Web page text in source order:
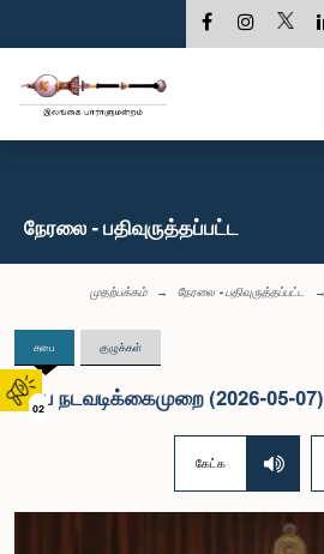
02
நேரலை - பதிவுருத்தப்பட்ட
முதற்பக்கம் நேரலை - பதிவுருத்தப்பட்ட
சபை குழுக்கள்
சபை நடவடிக்கைமுறை (2026-05-07)
கேட்க